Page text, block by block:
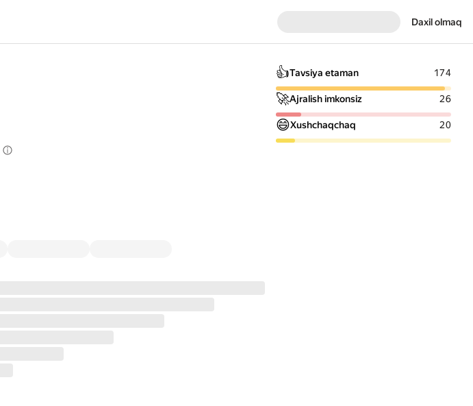
Daxil olmaq
👍Tavsiya etaman 174
🚀Ajralish imkonsiz 26
😄Xushchaqchaq 20